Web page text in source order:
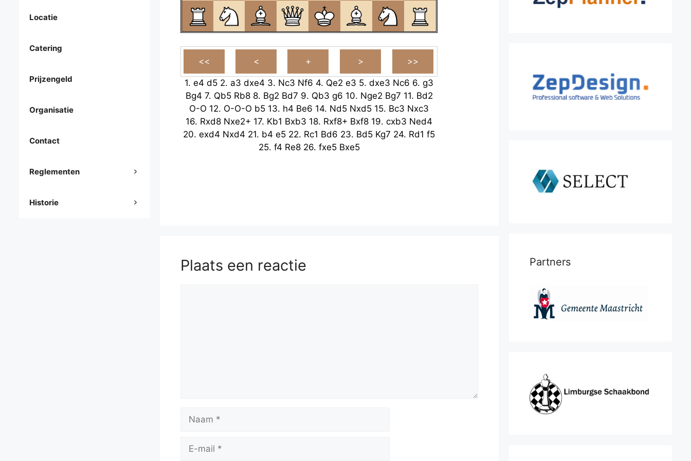
1. e4 d5 2. a3 dxe4 3. Nc3 Nf6 4. Qe2 e3 5. dxe3 Nc6 6. g3
Bg4 7. Qb5 Rb8 8. Bg2 Bd7 9. Qb3 g6 10. Nge2 Bg7 11. Bd2
O-O 12. O-O-O b5 13. h4 Be6 14. Nd5 Nxd5 15. Bc3 Nxc3
16. Rxd8 Nxe2+ 17. Kb1 Bxb3 18. Rxf8+ Bxf8 19. cxb3 Ned4
20. exd4 Nxd4 21. b4 e5 22. Rc1 Bd6 23. Bd5 Kg7 24. Rd1 f5
25. f4 Re8 26. fxe5 Bxe5
Plaats een reactie
mail
Locatie
Catering
Prijzengeld
Organisatie
Contact
Reglementen
Historie
Partners